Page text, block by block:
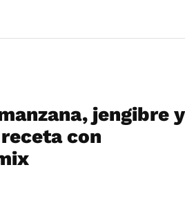
jengibre y
con